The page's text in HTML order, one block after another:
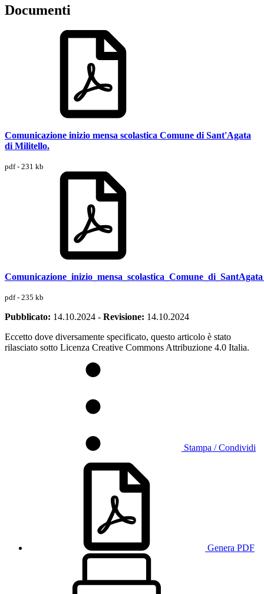
Documenti
Comunicazione inizio mensa scolastica Comune di Sant'Agata
di Militello.
pdf - 231 kb
pdf - 235 kb
Pubblicato: 14.10.2024 - Revisione: 14.10.2024
Eccetto dove diversamente specificato, questo articolo è stato
rilasciato sotto Licenza Creative Commons Attribuzione 4.0 Italia.
Stampa / Condividi
Genera PDF